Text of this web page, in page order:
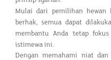
Mulai dari pemilihan hewan
berhak, semua dapat
membantu Anda tetap
istimewa ini.
Dengan memahami niat